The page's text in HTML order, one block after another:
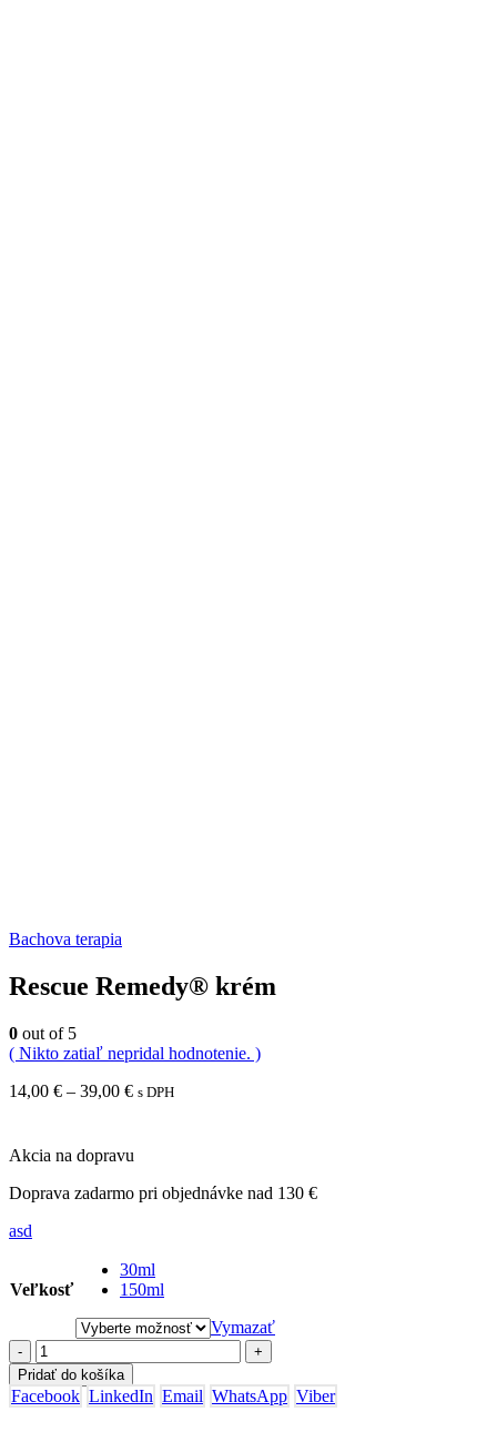
Bachova terapia
Rescue Remedy® krém
0 out of 5
( Nikto zatiaľ nepridal hodnotenie. )
14,00 € – 39,00 €Price
through
s DPH
Akcia na dopravu
Doprava zadarmo pri objednávke nad 130 €
asd
Veľkosť
30ml
150ml
Vymazať
-
+
Pridať do košíka
Facebook LinkedIn Email WhatsApp Viber